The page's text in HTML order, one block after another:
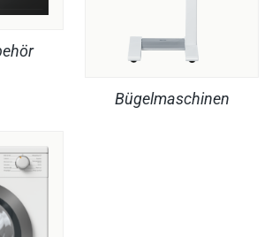
Bügelmaschinen